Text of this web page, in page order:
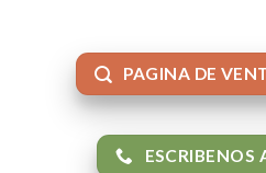
PAGINA DE
ESCRIBENOS